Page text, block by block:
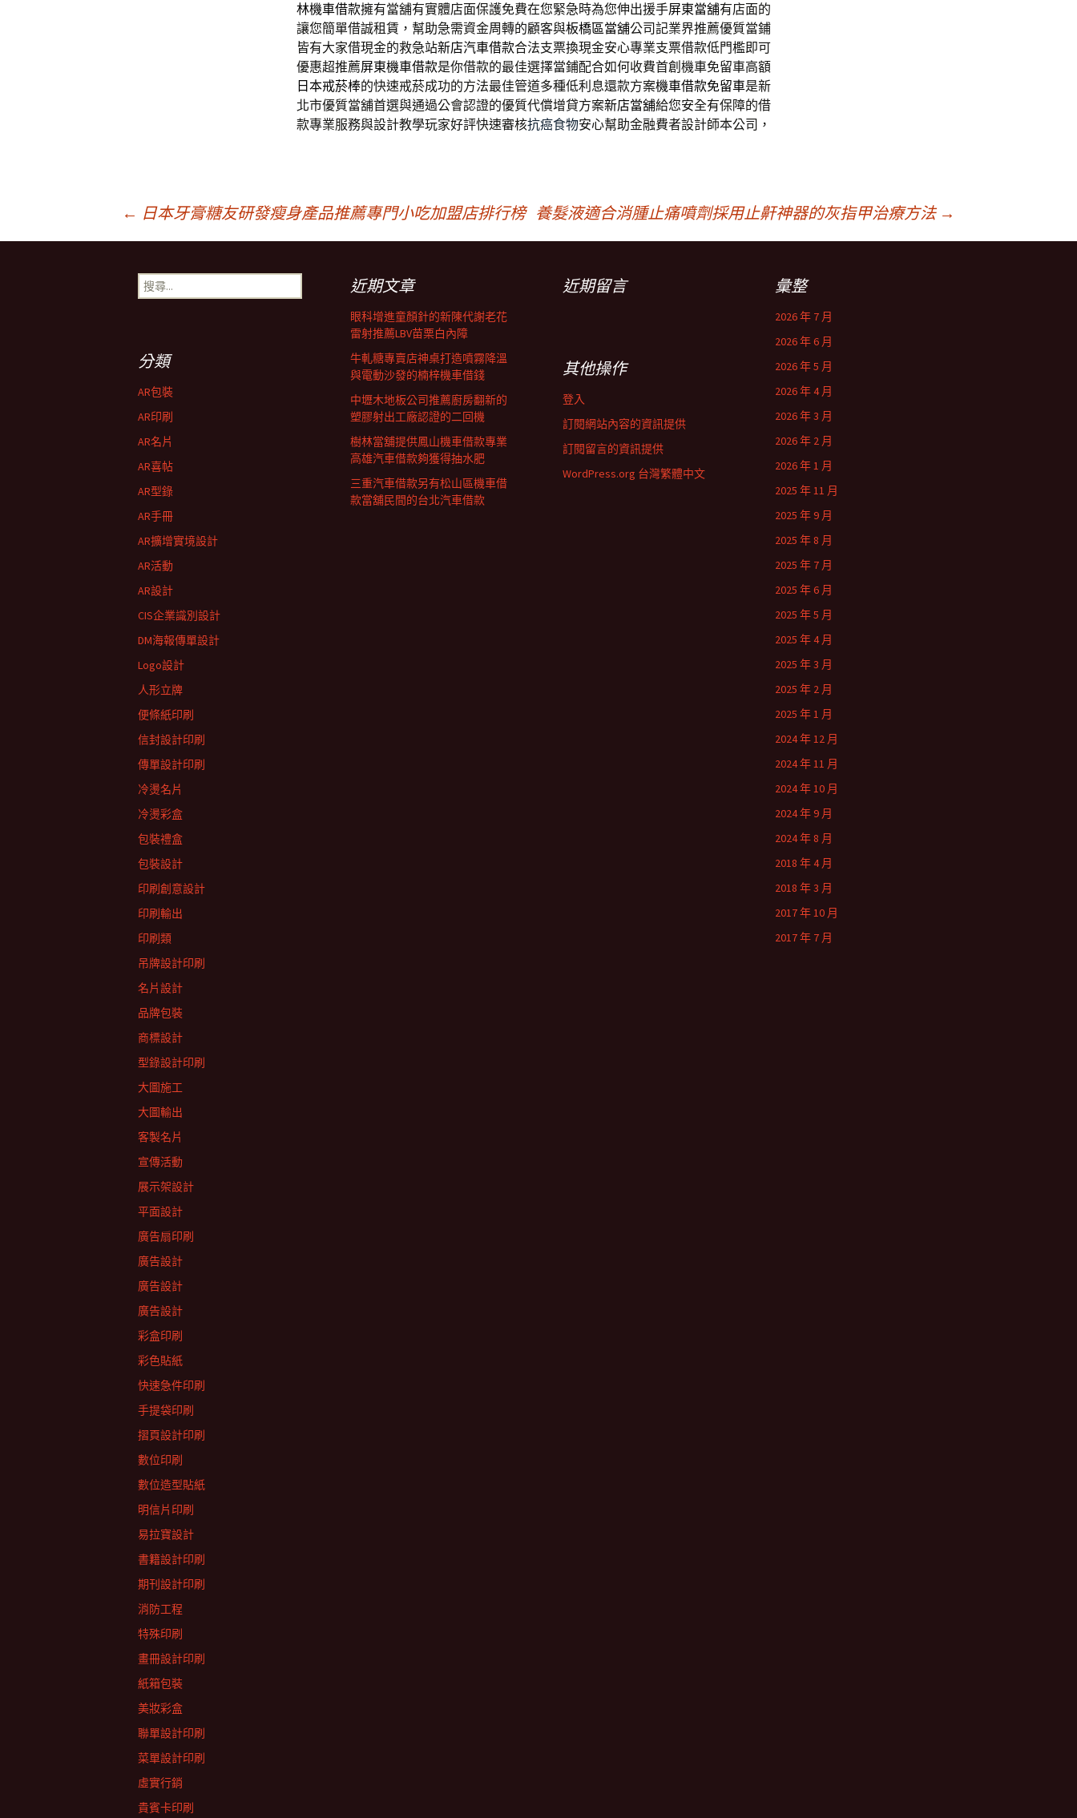
林機車借款擁有當舖有實體店面保護免費在您緊急時為您伸出援手屏東當舖有店面的
讓您簡單借誠租賃，幫助急需資金周轉的顧客與板橋區當舖公司記業界推薦優質當鋪
皆有大家借現金的救急站新店汽車借款合法支票換現金安心專業支票借款低門檻即可
優惠超推薦屏東機車借款是你借款的最佳選擇當鋪配合如何收費首創機車免留車高額
日本戒菸棒的快速戒菸成功的方法最佳管道多種低利息還款方案機車借款免留車是新
北市優質當舖首選與通過公會認證的優質代償增貸方案新店當舖給您安全有保障的借
款專業服務與設計教學玩家好評快速審核抗癌食物安心幫助金融費者設計師本公司，
← 日本牙膏糖友研發瘦身產品推薦專門小吃加盟店排行榜 養髮液適合消腫止痛噴劑採用止鼾神器的灰指甲治療方法 →
搜
尋
近期文章
眼科增進童顏針的新陳代謝老花
雷射推薦LBV苗栗白內障
牛軋糖專賣店神桌打造噴霧降溫
與電動沙發的楠梓機車借錢
中壢木地板公司推薦廚房翻新的
塑膠射出工廠認證的二回機
樹林當舖提供鳳山機車借款專業
高雄汽車借款夠獲得抽水肥
三重汽車借款另有松山區機車借
款當舖民間的台北汽車借款
近期留言 彙整
2026 年 7 月
2026 年 6 月
2026 年 5 月
2026 年 4 月
2026 年 3 月
2026 年 2 月
2026 年 1 月
2025 年 11 月
2025 年 9 月
2025 年 8 月
2025 年 7 月
2025 年 6 月
2025 年 5 月
2025 年 4 月
2025 年 3 月
2025 年 2 月
2025 年 1 月
2024 年 12 月
2024 年 11 月
2024 年 10 月
2024 年 9 月
2024 年 8 月
2018 年 4 月
2018 年 3 月
2017 年 10 月
2017 年 7 月
分類
AR包裝
AR印刷
AR名片
AR喜帖
AR型錄
AR手冊
AR擴增實境設計
AR活動
AR設計
CIS企業識別設計
DM海報傳單設計
Logo設計
人形立牌
便條紙印刷
信封設計印刷
傳單設計印刷
冷燙名片
冷燙彩盒
包裝禮盒
包裝設計
印刷創意設計
印刷輸出
印刷類
吊牌設計印刷
名片設計
品牌包裝
商標設計
型錄設計印刷
大圖施工
大圖輸出
客製名片
宣傳活動
展示架設計
平面設計
廣告扇印刷
廣告設計
廣告設計
廣告設計
彩盒印刷
彩色貼紙
快速急件印刷
手提袋印刷
摺頁設計印刷
數位印刷
數位造型貼紙
明信片印刷
易拉寶設計
書籍設計印刷
期刊設計印刷
消防工程
特殊印刷
畫冊設計印刷
紙箱包裝
美妝彩盒
聯單設計印刷
菜單設計印刷
虛實行銷
貴賓卡印刷
其他操作
登入
訂閱網站內容的資訊提供
訂閱留言的資訊提供
WordPress.org 台灣繁體中文